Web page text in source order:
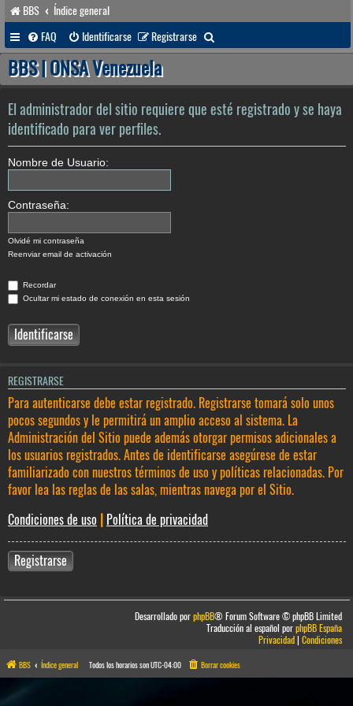
BBS
Índice general
FAQ
Identificarse Registrarse
u
r
BBS | ONSA Venezuela
El administrador del sitio requiere que esté registrado y se haya
identificado para ver perfiles.
Nombre de Usuario:
Contraseña:
Olvidé mi contraseña
Reenviar email de activación
Recordar
Ocultar mi estado de conexión en esta sesión
REGISTRARSE
Para autenticarse debe estar registrado. Registrarse tomará solo unos
pocos segundos y le permitirá un amplio acceso al sistema. La
Administración del Sitio puede además otorgar permisos adicionales a
los usuarios registrados. Antes de identificarse asegúrese de estar
familiarizado con nuestros términos de uso y políticas relacionadas. Por
favor lea las reglas de las salas, mientras navega por el Sitio.
Condiciones de uso
Política de privacidad
Registrarse
Desarrollado porphpBB® Forum Software © phpBB Limited
Traducción al español porphpBB España
Privacidad|Condiciones
BBS Índice general Todos los horarios sonUTC-04:00 Borrar cookies